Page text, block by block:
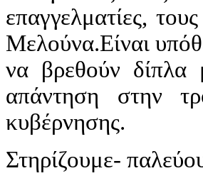
επαγγελματίες,
Μελούνα.Είναι
να βρεθούν δίπλα
απάντηση στην
κυβέρνησης.
Στηρίζουμε-